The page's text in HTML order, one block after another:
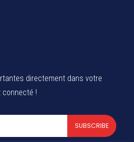
directement dans votre
!
SUBSCRIBE